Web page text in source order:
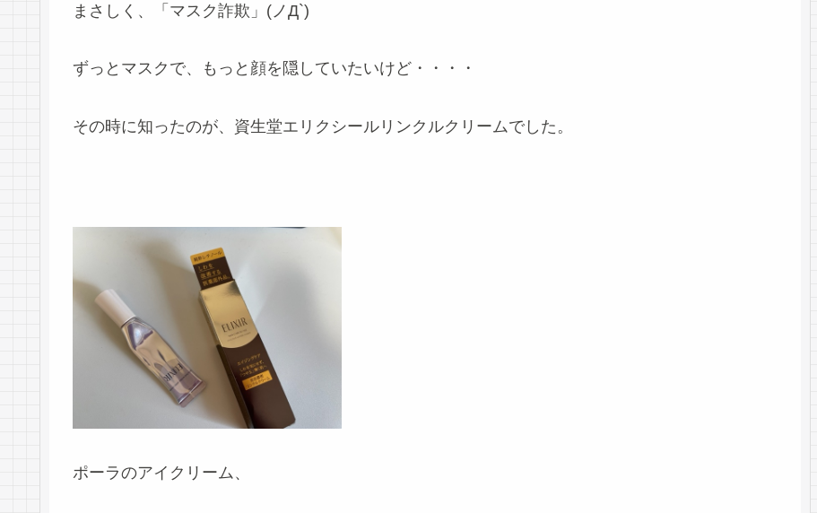
まさしく、「マスク詐欺」(ノД`)
ずっとマスクで、もっと顔を隠していたいけど・・・・
その時に知ったのが、資生堂エリクシールリンクルクリームでした。
ポーラのアイクリーム、